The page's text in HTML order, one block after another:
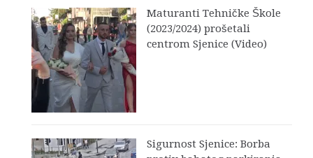
Maturanti Tehničke Škole
(2023/2024) prošetali
centrom Sjenice (Video)
Sigurnost Sjenice: Borba